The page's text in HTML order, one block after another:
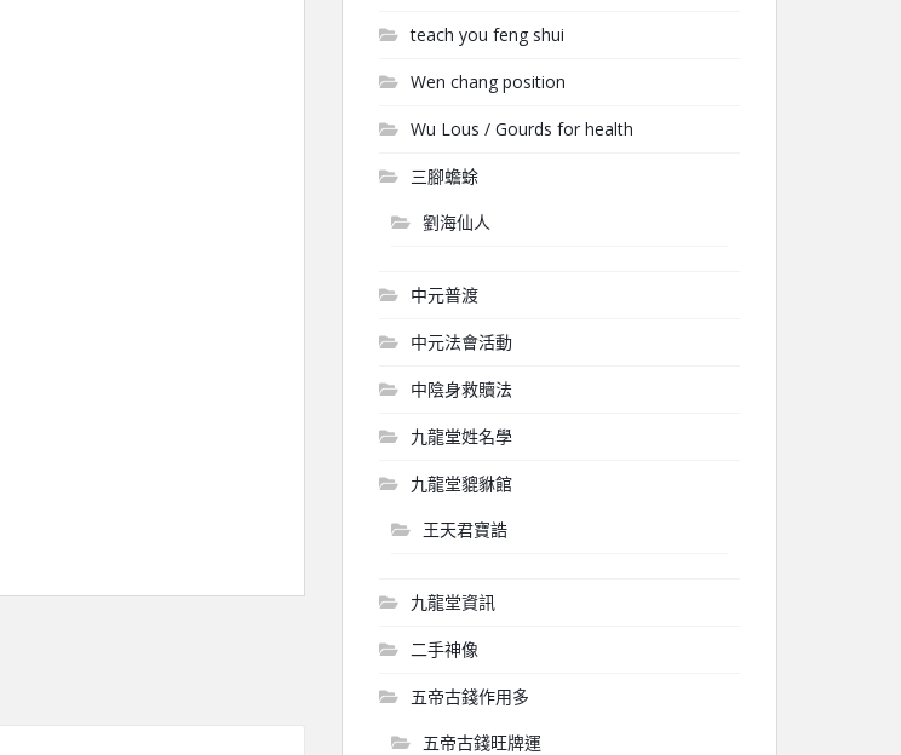
teach you feng shui
Wen chang position
Wu Lous / Gourds for health
三腳蟾蜍
劉海仙人
中元普渡
中元法會活動
中陰身救贖法
九龍堂姓名學
九龍堂貔貅館
王天君寶誥
九龍堂資訊
二手神像
五帝古錢作用多
五帝古錢旺牌運